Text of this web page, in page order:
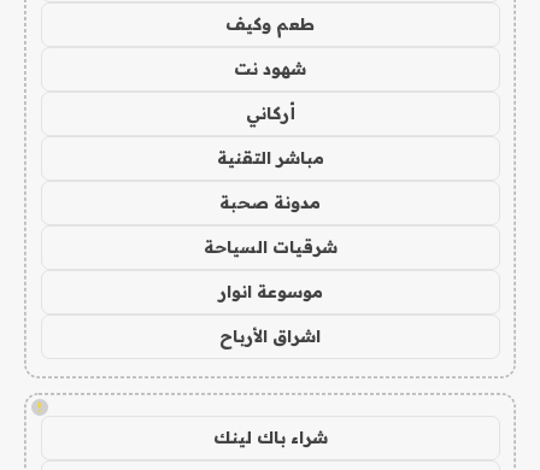
طعم وكيف
شهود نت
أركاني
مباشر التقنية
مدونة صحبة
شرقيات السياحة
موسوعة انوار
اشراق الأرباح
!
شراء باك لينك